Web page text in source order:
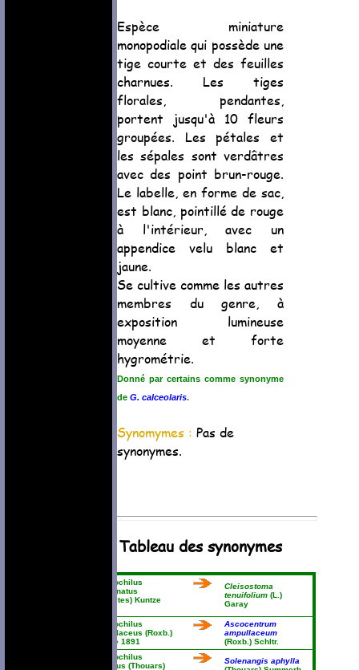
Espèce miniature
monopodiale qui possède une
tige courte et des feuilles
charnues. Les tiges
florales, pendantes,
portent jusqu'à 10 fleurs
groupées. Les pétales et
les sépales sont verdâtres
avec des point brun-rouge.
Le labelle, en forme de sac,
est blanc, pointillé de rouge
à l'intérieur, avec un
appendice velu blanc et
jaune.
Se cultive comme les autres
membres du genre, à
exposition lumineuse
moyenne et forte
hygrométrie.
Donné par certains comme synonyme
de G. calceolaris.
Synomymes : Pas de
synonymes.
Tableau des synonymes
Gastrochilus
acuminatus
(Thwaites) Kuntze
Cleisostoma
tenuifolium (L.)
Garay
Gastrochilus
ampullaceus (Roxb.)
Kuntze 1891
Ascocentrum
ampullaceum
(Roxb.) Schltr.
Gastrochilus
aphyllus (Thouars)
Solenangis aphylla